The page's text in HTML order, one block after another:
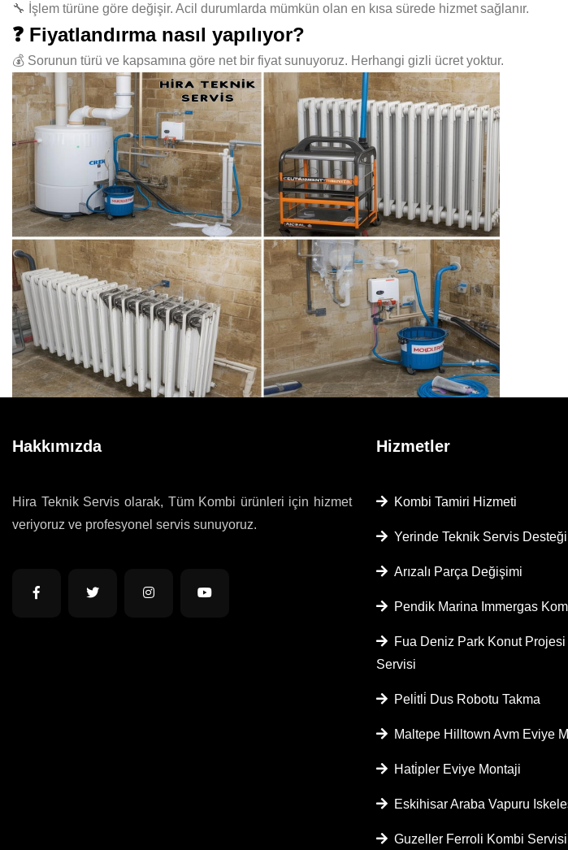
🔧 İşlem türüne göre değişir. Acil durumlarda mümkün olan en kısa sürede hizmet sağlanır.
❓ Fiyatlandırma nasıl yapılıyor?
💰 Sorunun türü ve kapsamına göre net bir fiyat sunuyoruz. Herhangi gizli ücret yoktur.
Hakkımızda
Hira Teknik Servis olarak, Tüm Kombi ürünleri için hizmet
veriyoruz ve profesyonel servis sunuyoruz.
Hizmetler
Kombi Tamiri Hizmeti
Yerinde Teknik Servis Desteği
Arızalı Parça Değişimi
Pendik Marina Immergas
Fua Deniz Park Konut
Servisi
Peli̇tli̇ Dus Robotu Takma
Maltepe Hilltown Avm Eviye
Hati̇pler Eviye Montaji
Eskihisar Araba Vapuru
Guzeller Ferroli Kombi Servisi